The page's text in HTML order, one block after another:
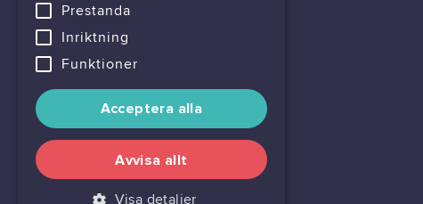
kontor@gil.se
031-63 64 80
Prestanda
Inriktning
Funktioner
Acceptera alla
Avvisa allt
Visa detaljer